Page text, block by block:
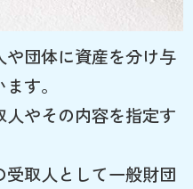
団体に資産を分け与
す。
やその内容を指定す
取人として一般財団